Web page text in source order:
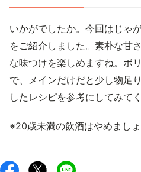
いかがでしたか。今回はじゃ
をご紹介しました。素朴な甘
な味つけを楽しめますね。ボ
で、メインだけだと少し物足
したレシピを参考にしてみて
※20歳未満の飲酒はやめましょ